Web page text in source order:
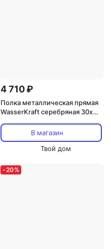
4 710 ₽
Полка металлическая прямая
WasserKraft серебряная 30х5
В магазин
Твой дом
-20%